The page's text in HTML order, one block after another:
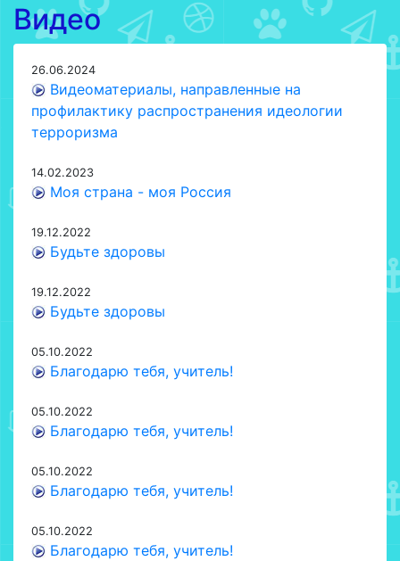
Видео
26.06.2024
Видеоматериалы, направленные на
профилактику распространения идеологии
терроризма
14.02.2023
Моя страна - моя Россия
19.12.2022
Будьте здоровы
19.12.2022
Будьте здоровы
05.10.2022
Благодарю тебя, учитель!
05.10.2022
Благодарю тебя, учитель!
05.10.2022
Благодарю тебя, учитель!
05.10.2022
Благодарю тебя, учитель!